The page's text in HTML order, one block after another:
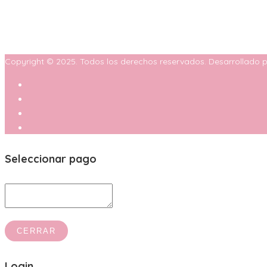
Copyright © 2025. Todos los derechos reservados. Desarrollado
Seleccionar pago
CERRAR